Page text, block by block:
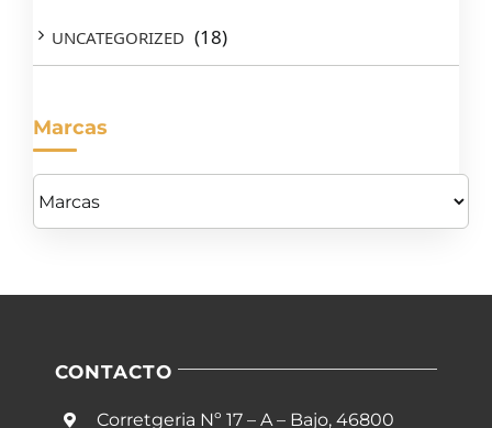
UNCATEGORIZED (18)
Marcas
CONTACTO
Corretgeria Nº 17 – A – Bajo, 46800